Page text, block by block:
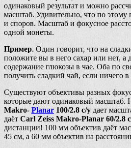
одинаковый результат и можно
масштаб. Удивительно, что по этому
и споров. Масштаб и фокусное
одной монеты.
Пример. Один говорит, что на
положите вы в него сахар или нет, а
содержание глюкозы в чае. Оба по
получить сладкий чай, если ничего в
Существуют объективы разных
которые дают одинаковый масштаб.
Makro- Planar 100/2.8 c/y дает
даёт Carl Zeiss Makro-Planar 60/2.8
дистанции! 100 мм объектив даёт
45 см, а 60 мм объектив на